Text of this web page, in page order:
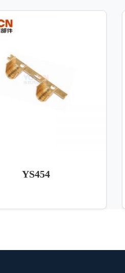
YS454